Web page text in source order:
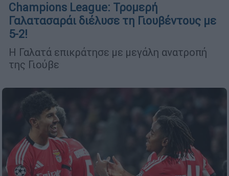
Champions League: Τρομερή
Γαλατασαράι διέλυσε τη Γιουβέντους με
5-2!
Η Γαλατά επικράτησε με μεγάλη ανατροπή
της Γιούβε